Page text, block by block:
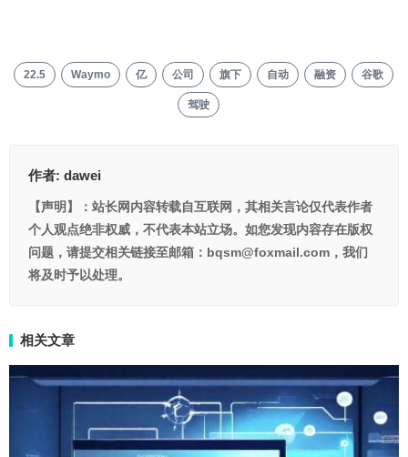
22.5 Waymo 亿 公司 旗下 自动 融资 谷歌
驾驶
作者: dawei
【声明】：站长网内容转载自互联网，其相关言论仅代表作者
个人观点绝非权威，不代表本站立场。如您发现内容存在版权
问题，请提交相关链接至邮箱：bqsm@foxmail.com，我们
将及时予以处理。
相关文章